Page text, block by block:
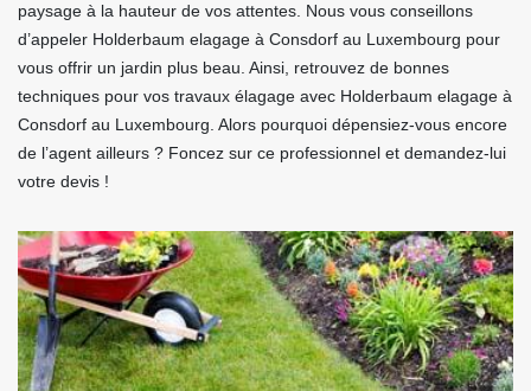
paysage à la hauteur de vos attentes. Nous vous conseillons
d’appeler Holderbaum elagage à Consdorf au Luxembourg pour
vous offrir un jardin plus beau. Ainsi, retrouvez de bonnes
techniques pour vos travaux élagage avec Holderbaum elagage à
Consdorf au Luxembourg. Alors pourquoi dépensiez-vous encore
de l’agent ailleurs ? Foncez sur ce professionnel et demandez-lui
votre devis !